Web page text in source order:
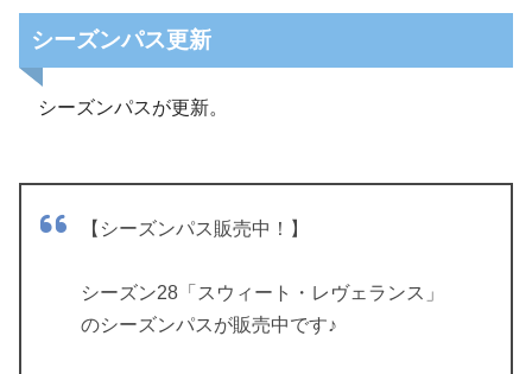
シーズンパス更新
シーズンパスが更新。
【シーズンパス販売中！】
シーズン28「スウィート・レヴェランス」
のシーズンパスが販売中です♪